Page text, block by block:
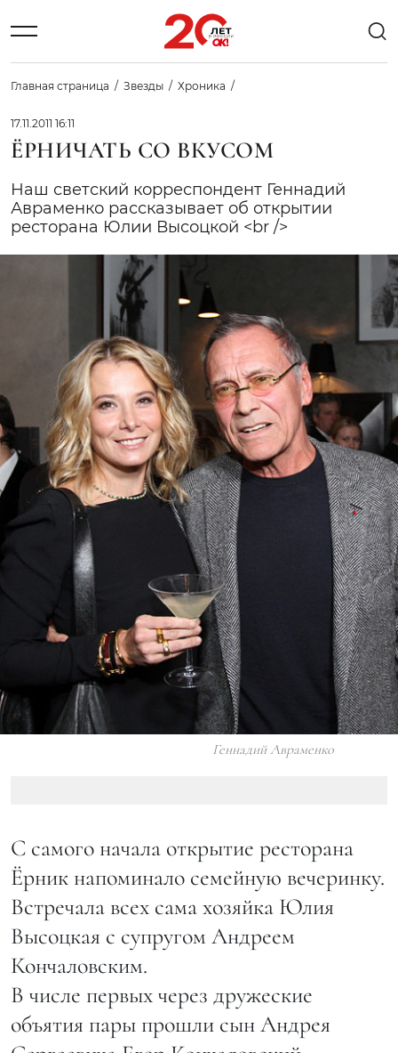
Главная страница Звезды Хроника
17.11.2011 16:11
ЁРНИЧАТЬ СО ВКУСОМ
Наш светский корреспондент Геннадий
Авраменко рассказывает об открытии
ресторана Юлии Высоцкой <br />
Геннадий Авраменко
С самого начала открытие ресторана
Ёрник напоминало семейную вечеринку.
Встречала всех сама хозяйка Юлия
Высоцкая с супругом Андреем
Кончаловским.
В числе первых через дружеские
объятия пары прошли сын Андрея